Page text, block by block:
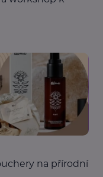
na přírodní